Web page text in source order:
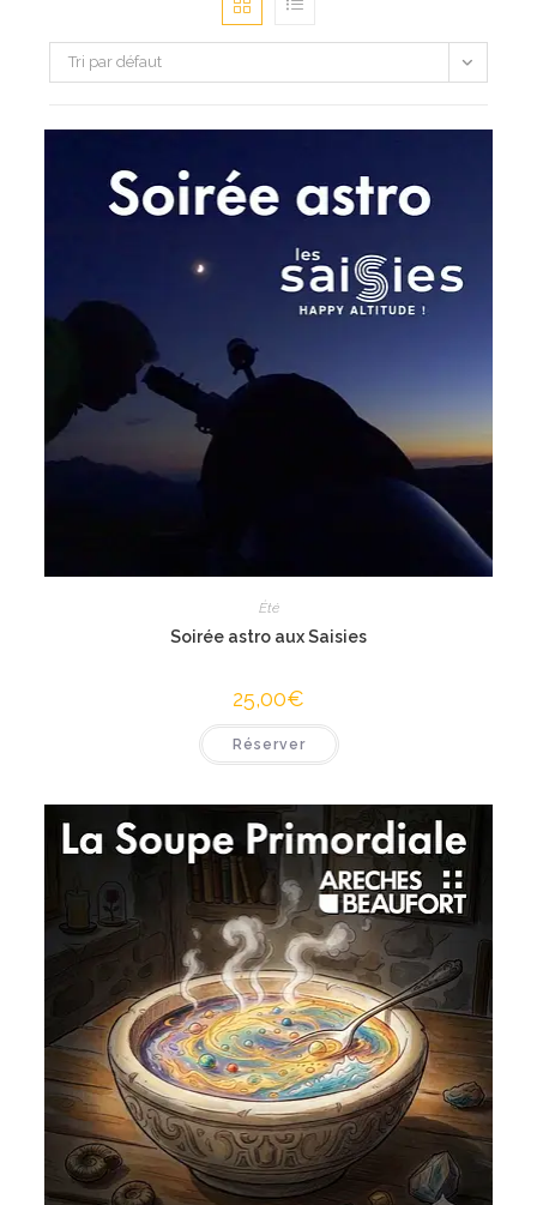
Tri par défaut
Été
Soirée astro aux Saisies
25,00€
Réserver